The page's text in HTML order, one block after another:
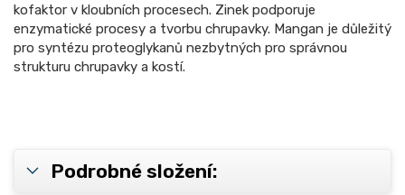
kofaktor v kloubních procesech. Zinek podporuje
enzymatické procesy a tvorbu chrupavky. Mangan je důležitý
pro syntézu proteoglykanů nezbytných pro správnou
strukturu chrupavky a kostí.
Podrobné složení: